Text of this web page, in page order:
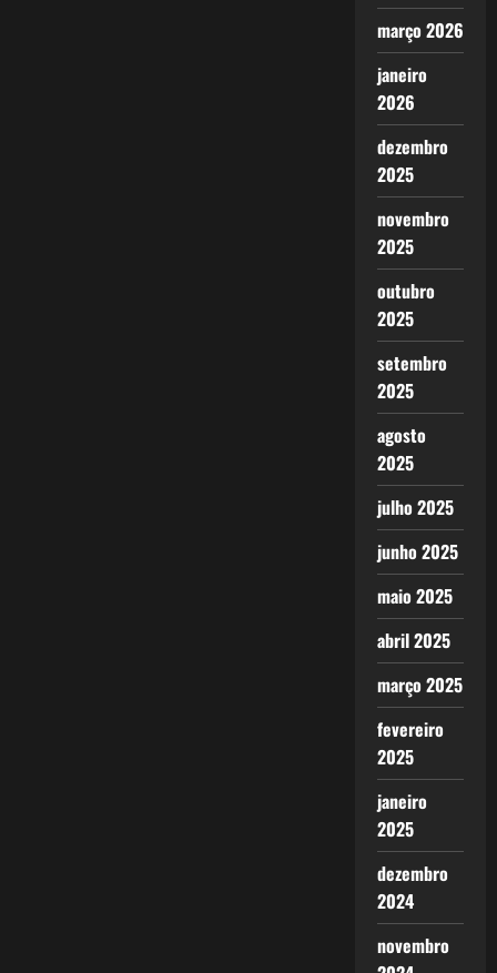
março 2026
janeiro
2026
dezembro
2025
novembro
2025
outubro
2025
setembro
2025
agosto
2025
julho 2025
junho 2025
maio 2025
abril 2025
março 2025
fevereiro
2025
janeiro
2025
dezembro
2024
novembro